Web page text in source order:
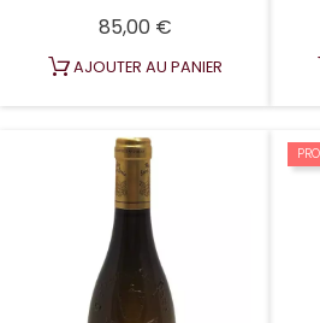
85,00 €Prix
AJOUTER AU PANIER